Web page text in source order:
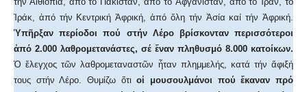
Ἰράκ, ἀπό τήν Κεντρική Ἀφρική, ἀπό ὅλη τήν Ἀσία καί τήν Ἀφρική.
Ὑπῆρξαν περίοδοι πού στήν Λέρο βρίσκονταν περισσότεροι
ἀπό 2.000 λαθρομετανάστες, σέ ἕναν πληθυσμό 8.000 κατοίκων.
Ὁ ἔλεγχος τῶν λαθρομεταναστῶν ἦταν πλημμελής, κατά τήν ἄφιξή
τους στήν Λέρο. Θυμίζω ὅτιοἱ μουσουλμάνοι πού ἔκαναν πρό